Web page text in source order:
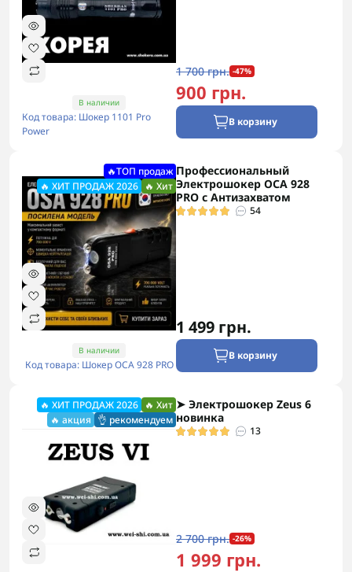
В наличии
Код товара: Шокер 1101 Pro
Power
1 700 грн. -47%
900 грн.
В корзину
🔥ТОП продаж
🔥 ХИТ ПРОДАЖ 2026 🔥 Хит
В наличии
Код товара: Шокер ОСА 928 PRO
Профессиональный
Электрошокер ОСА 928
PRO с Антизахватом
54
1 499 грн.
В корзину
🔥 ХИТ ПРОДАЖ 2026 🔥 Хит
🔥 акция 👌 рекомендуем
➤ Электрошокер Zeus 6
новинка
13
2 700 грн. -26%
1 999 грн.